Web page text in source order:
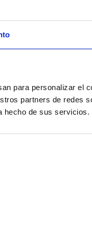
para personalizar el
partners de redes
hecho de sus servicios.